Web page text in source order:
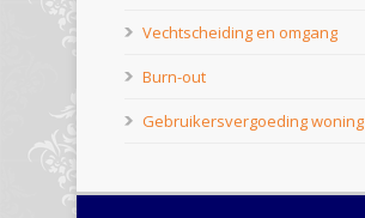
Vechtscheiding en omgang
Burn-out
Gebruikersvergoeding woning